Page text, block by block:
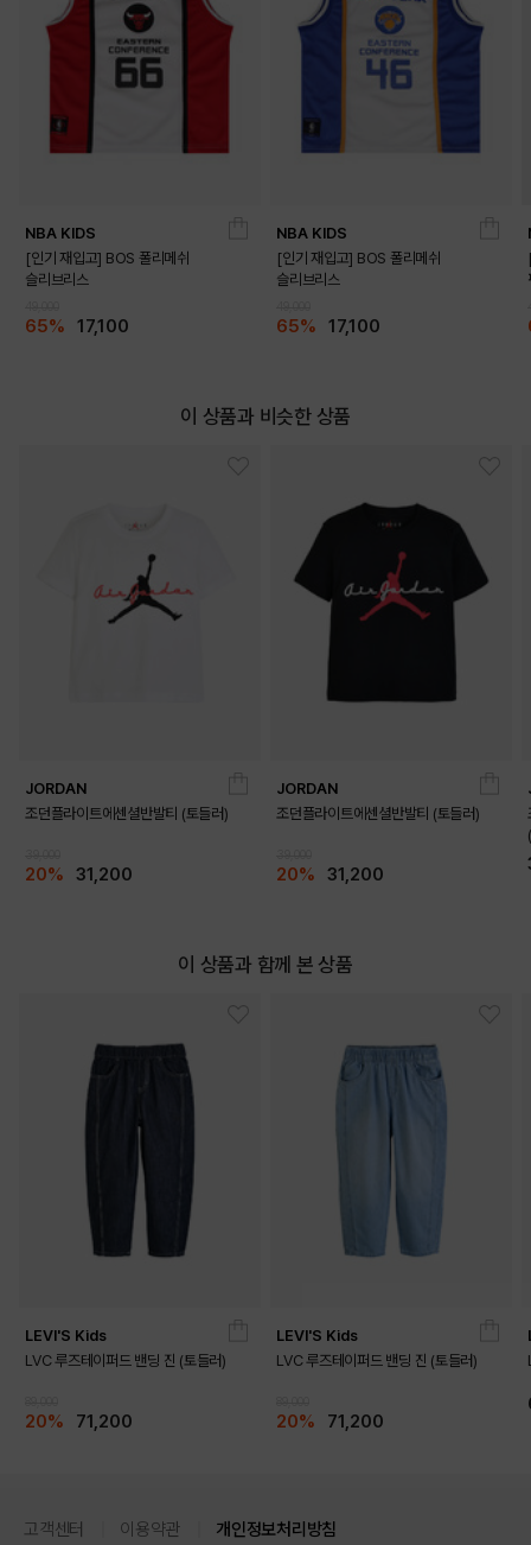
NBA KIDS
[인기 재입고] BOS 폴리메쉬
슬리브리스
65% 17,100
NBA KIDS
[인기 재입고] BOS 폴리메쉬
슬리브리스
65% 17,100
이 상품과 비슷한 상품
JORDAN
조던플라이트에센셜반발티 (토들러)
20% 31,200
JORDAN
조던플라이트에센셜반발티 (토들러)
20% 31,200
이 상품과 함께 본 상품
LEVI'S Kids
LVC 루즈테이퍼드 밴딩 진 (토들러)
20% 71,200
LEVI'S Kids
LVC 루즈테이퍼드 밴딩 진 (토들러)
20% 71,200
고객센터 이용약관 개인정보처리방침